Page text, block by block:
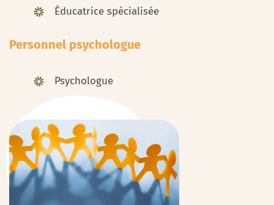
Éducatrice spécialisée
Personnel psychologue
Psychologue